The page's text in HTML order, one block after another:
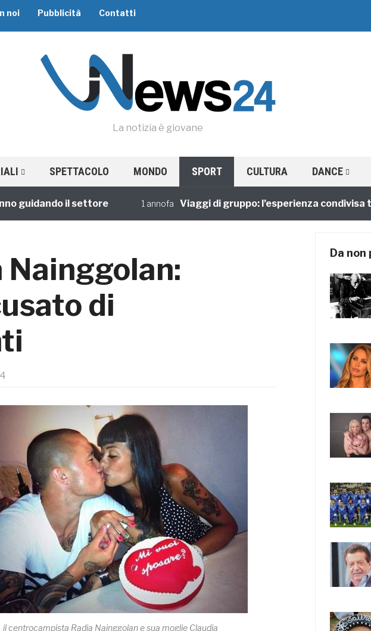
noi Pubblicità Contatti
La notizia è giovane
SPETTACOLO MONDO SPORT CULTURA DANCE
il settore 1 annofa Viaggi di gruppo: l’esperienza condivisa torna
Nainggolan:
di
il centrocampista Radja Nainggolan e sua moglie Claudia
Da